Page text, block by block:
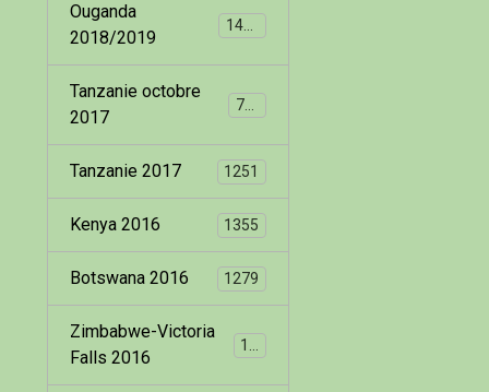
Ouganda
2018/2019
Tanzanie octobre
2017
799
Tanzanie 2017 1251
Kenya 2016 1355
Botswana 2016 1279
Zimbabwe-Victoria
Falls 2016